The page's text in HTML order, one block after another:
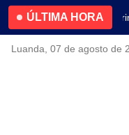
ÚLTIMA HORA
4.2% no
Luanda, 07 de agosto de